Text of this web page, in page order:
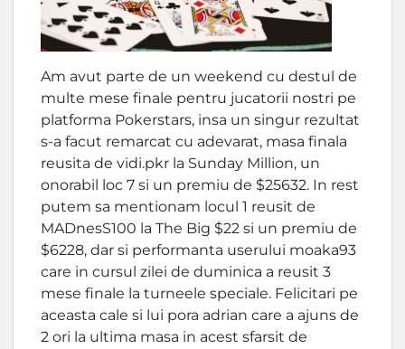
Am avut parte de un weekend cu destul de
multe mese finale pentru jucatorii nostri pe
platforma Pokerstars, insa un singur rezultat
s-a facut remarcat cu adevarat, masa finala
reusita de vidi.pkr la Sunday Million, un
onorabil loc 7 si un premiu de $25632. In rest
putem sa mentionam locul 1 reusit de
MADnesS100 la The Big $22 si un premiu de
$6228, dar si performanta userului moaka93
care in cursul zilei de duminica a reusit 3
mese finale la turneele speciale. Felicitari pe
aceasta cale si lui pora adrian care a ajuns de
2 ori la ultima masa in acest sfarsit de